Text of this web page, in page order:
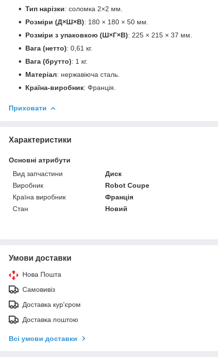
Тип нарізки: соломка 2×2 мм.
Розміри (Д×Ш×В): 180 × 180 × 50 мм.
Розміри з упаковкою (Ш×Г×В): 225 × 215 × 37 мм.
Вага (нетто): 0,61 кг.
Вага (брутто): 1 кг.
Матеріал: нержавіюча сталь.
Країна-виробник: Франція.
Приховати
Характеристики
Основні атрибути
Вид запчастини
Диск
Виробник
Robot Coupe
Країна виробник
Франція
Стан
Новий
Умови доставки
Нова Пошта
Самовивіз
Доставка кур'єром
Доставка поштою
Всі умови доставки